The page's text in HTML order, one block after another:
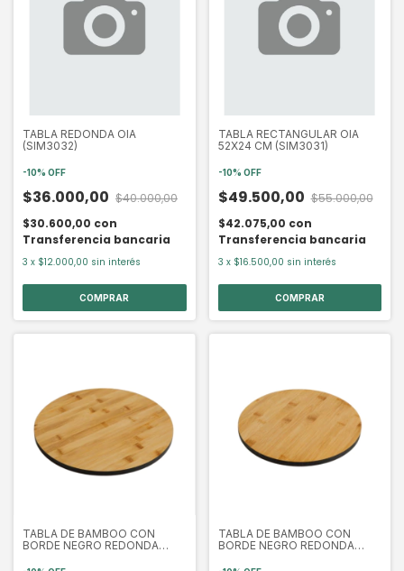
TABLA REDONDA OIA
(SIM3032)
-10% OFF
$36.000,00 $40.000,00
$30.600,00 con
Transferencia bancaria
3 x $12.000,00 sin interés
TABLA RECTANGULAR OIA
52X24 CM (SIM3031)
-10% OFF
$49.500,00 $55.000,00
$42.075,00 con
Transferencia bancaria
3 x $16.500,00 sin interés
TABLA DE BAMBOO CON
BORDE NEGRO REDONDA
TABLA DE BAMBOO CON
BORDE NEGRO REDONDA